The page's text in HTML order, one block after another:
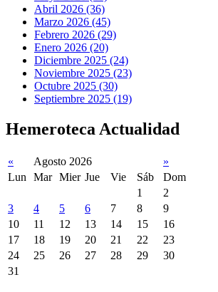
Abril 2026 (36)
Marzo 2026 (45)
Febrero 2026 (29)
Enero 2026 (20)
Diciembre 2025 (24)
Noviembre 2025 (23)
Octubre 2025 (30)
Septiembre 2025 (19)
Hemeroteca Actualidad
« Agosto 2026
»
Lun
Mar Mier Jue Vie Sáb
Dom
1
2
3
4 5 6 7 8
9
10
11 12 13 14 15
16
17
18 19 20 21 22
23
24
25 26 27 28 29
30
31